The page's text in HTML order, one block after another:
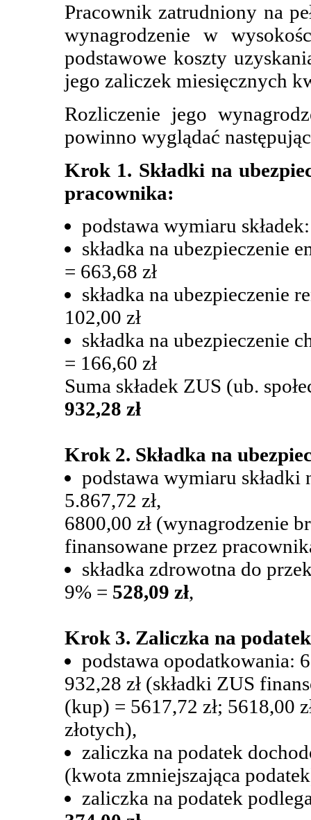
Pracownik zatrudniony na
wynagrodzenie w
podstawowe koszty
jego zaliczek miesięcznych
Rozliczenie jego
powinno wyglądać
Krok 1. Składki na
pracownika:
podstawa wymiaru
składka na ubezpieczenie
= 663,68 zł
składka na ubezpieczenie
102,00 zł
składka na ubezpieczenie
= 166,60 zł
Suma składek ZUS (ub.
932,28 zł
Krok 2. Składka na
podstawa wymiaru składki
5.867,72 zł,
6800,00 zł (wynagrodzenie
finansowane przez
składka zdrowotna do
9% = 528,09 zł,
Krok 3. Zaliczka na
podstawa opodatkowania:
932,28 zł (składki ZUS
(kup) = 5617,72 zł; 5618,00
złotych),
zaliczka na podatek
(kwota zmniejszająca
zaliczka na podatek